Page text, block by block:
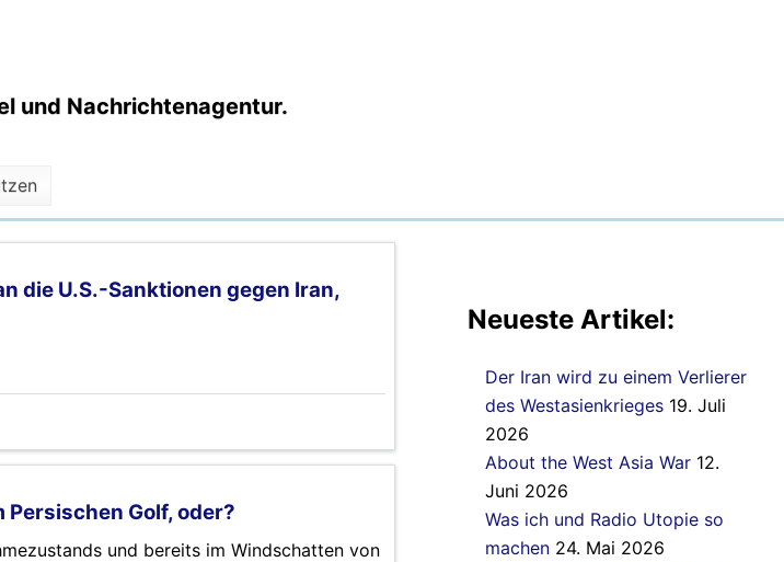
und Nachrichtenagentur.
die U.S.-Sanktionen gegen Iran,
Golf, oder?
und bereits im Windschatten von
Neueste Artikel:
Der Iran wird zu einem Verlierer
des Westasienkrieges 19. Juli
2026
About the West Asia War 12.
Juni 2026
Was ich und Radio Utopie so
machen 24. Mai 2026